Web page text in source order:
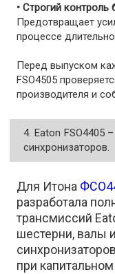
• Строгий контроль
Предотвращает
процессе
Перед выпуском
FSO4505
производителя и
4. Eaton FSO4405
синхронизаторов.
Для Итона
разработала
трансмиссий
шестерни, валы
при